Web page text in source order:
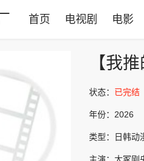
首页 电视剧 电影
【我
状态： 已完结
年份： 2026
类型： 日韩动